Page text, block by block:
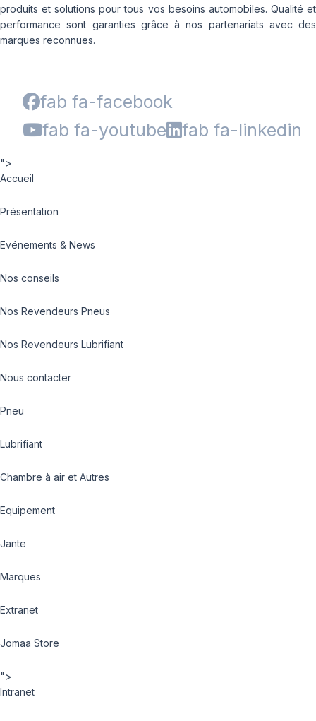
produits et solutions pour tous vos besoins automobiles. Qualité et
performance sont garanties grâce à nos partenariats avec des
marques reconnues.
fab fa-facebook
fab fa-youtube
fab fa-linkedin
">
Accueil
Présentation
Evénements & News
Nos conseils
Nos Revendeurs Pneus
Nos Revendeurs Lubrifiant
Nous contacter
Pneu
Lubrifiant
Chambre à air et Autres
Equipement
Jante
Marques
Extranet
Jomaa Store
">
Intranet